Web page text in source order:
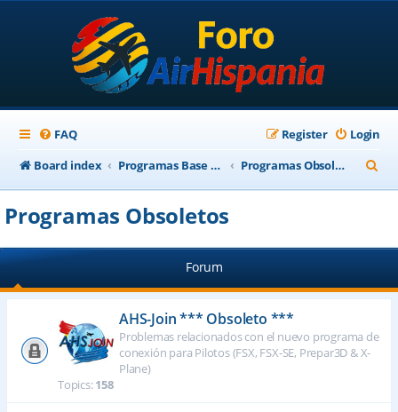
FAQ Login
Register
Board index
Programas Base AirHispania Programas Obsoletos
e
h
Programas Obsoletos
Forum
AHS-Join *** Obsoleto ***
Problemas relacionados con el nuevo programa de
conexión para Pilotos (FSX, FSX-SE, Prepar3D & X-
Plane)
Topics:158